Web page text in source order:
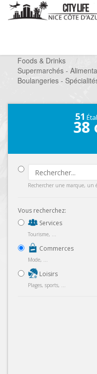
Foods & Drinks
/
Supermarchés -
Boulangeries -
51
38
Rechercher une marque, un
Vous recherchez:
Services
Tourisme, ...
Commerces
Mode, ...
Loisirs
Plages, sports, ...